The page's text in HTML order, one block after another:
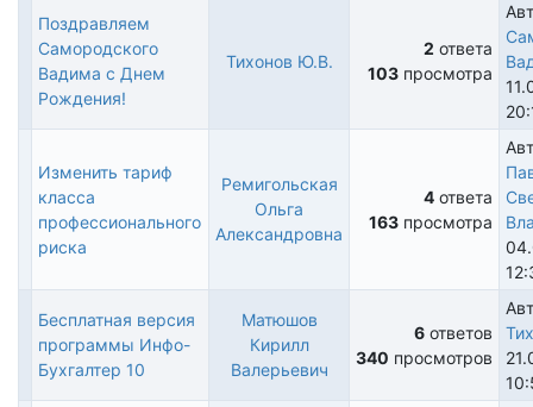
Обычная
тема
Поздравляем
Самородского
Вадима с Днем
Рождения!
Тихонов Ю.В.
2 ответа
103 просмотра
Обычная
тема
Изменить тариф
класса
профессионального
риска
Ремигольская
Ольга
Александровна
4 ответа
163 просмотра
Обычная
тема
Бесплатная версия
программы Инфо-
Бухгалтер 10
Матюшов
Кирилл
Валерьевич
6 ответов
340 просмотров